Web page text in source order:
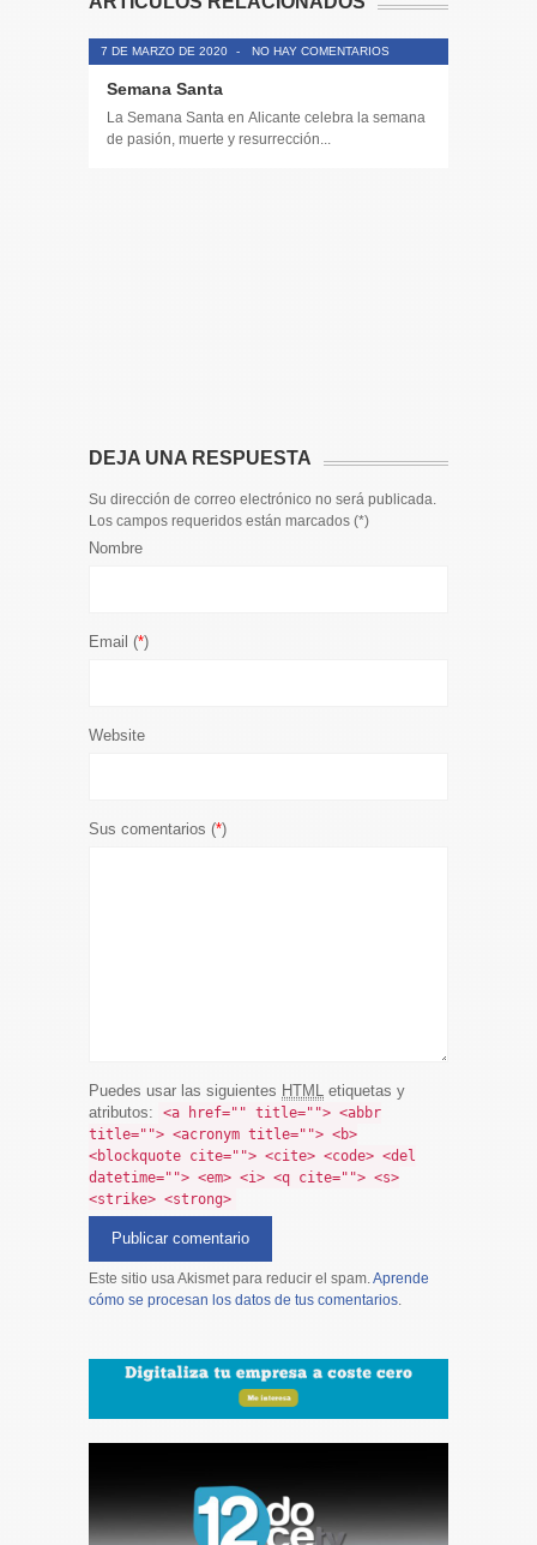
7 DE MARZO DE 2020 - NO HAY COMENTARIOS
Semana Santa
La Semana Santa en Alicante celebra la semana
de pasión, muerte y resurrección...
DEJA UNA RESPUESTA
Su dirección de correo electrónico no será publicada.
Los campos requeridos están marcados (*)
Nombre
Email (*)
Website
Sus comentarios (*)
Puedes usar las siguientes HTML etiquetas y
atributos:
<a href="" title=""> <abbr
title=""> <acronym title=""> <b>
<blockquote cite=""> <cite> <code> <del
datetime=""> <em> <i> <q cite=""> <s>
<strike> <strong>
Este sitio usa Akismet para reducir el spam. Aprende
cómo se procesan los datos de tus comentarios